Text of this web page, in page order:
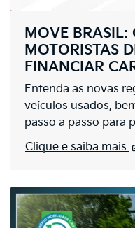
MOVE BRASIL:
MOTORISTAS
FINANCIAR
Entenda as novas
veículos usados,
passo a passo para
Clique e saiba mais